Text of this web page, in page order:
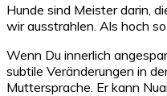
Hunde sind Meister darin,
wir ausstrahlen. Als hoch
Wenn Du innerlich
subtile Veränderungen in
Muttersprache. Er kann